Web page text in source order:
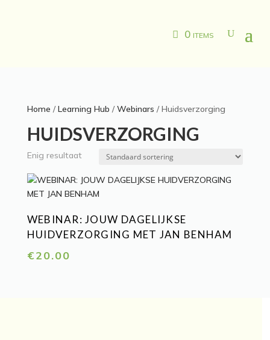
0 items
Home /Learning Hub /Webinars / Huidsverzorging
HUIDSVERZORGING
Enig resultaat
WEBINAR: JOUW DAGELIJKSE
HUIDVERZORGING MET JAN BENHAM
€20.00